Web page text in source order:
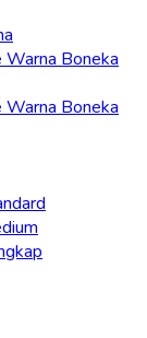
Warna Boneka
Warna Boneka